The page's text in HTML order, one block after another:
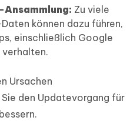
Zu viele
können dazu führen,
einschließlich Google
verhalten.
Ursachen
den Updatevorgang für